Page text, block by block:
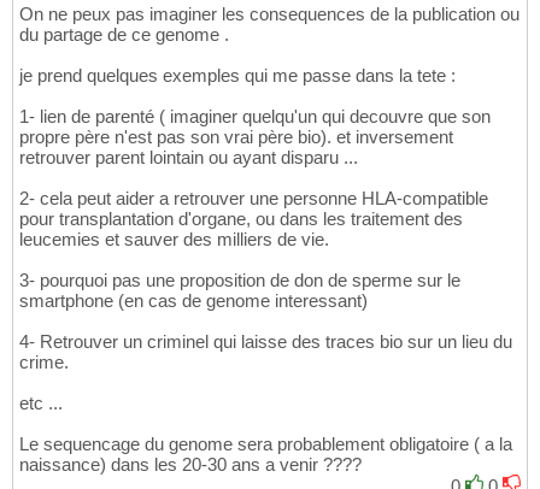
On ne peux pas imaginer les consequences de la publication ou
du partage de ce genome .
je prend quelques exemples qui me passe dans la tete :
1- lien de parenté ( imaginer quelqu'un qui decouvre que son
propre père n'est pas son vrai père bio). et inversement
retrouver parent lointain ou ayant disparu ...
2- cela peut aider a retrouver une personne HLA-compatible
pour transplantation d'organe, ou dans les traitement des
leucemies et sauver des milliers de vie.
3- pourquoi pas une proposition de don de sperme sur le
smartphone (en cas de genome interessant)
4- Retrouver un criminel qui laisse des traces bio sur un lieu du
crime.
etc ...
Le sequencage du genome sera probablement obligatoire ( a la
naissance) dans les 20-30 ans a venir ????